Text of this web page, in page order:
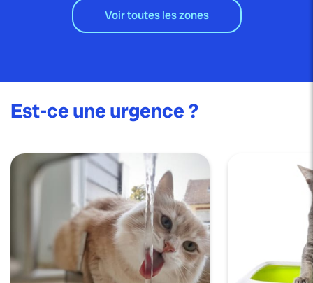
Voir toutes les zones
Est-ce une urgence ?